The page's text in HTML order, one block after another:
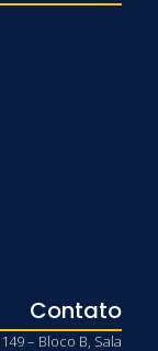
Contato
– Bloco B, Sala